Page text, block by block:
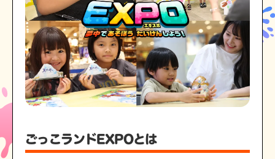
ごっこランドEXPOとは